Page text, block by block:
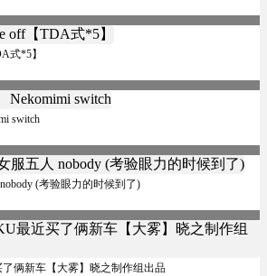
式*5】
switch
(考验眼力的时候到了)
俩新车【大雾】晓之制作组出品